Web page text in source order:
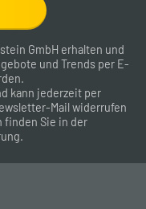
GmbH erhalten und
und Trends per E-
kann jederzeit per
Mail widerrufen
finden Sie in der
.